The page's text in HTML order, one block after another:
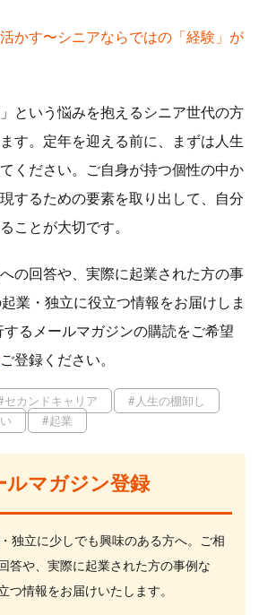
かす〜シニアならではの「経験」が
という悩みを抱えるシニア世代の方
す。定年を迎える前に、まずは人生
ください。ご自身が持つ個性の中か
するための要素を取り出して、自分
ことが大切です。
の回答や、実際に起業された方の事
業・独立に役立つ情報をお届けしま
るメールマガジンの購読をご希望
ご登録ください。
セカンドキャリア
#人生の棚卸し
#起業
ルマガジン登録
独立に少しでも興味のある方へ。ご相
答や、実際に起業された方の事例な
つ情報をお届けいたします。